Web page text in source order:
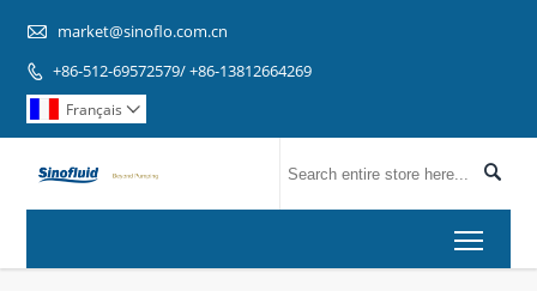
 market@sinoflo.com.cn
 +86-512-69572579/ +86-13812664269
Français 
